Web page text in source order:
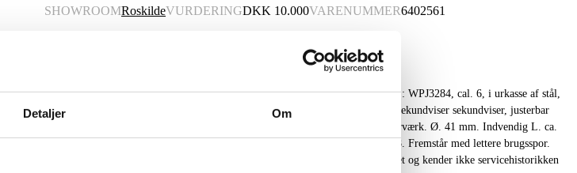
Detaljer Om
SHOWROOMRoskildeVURDERINGDKK 10.000VARENUMMER6402561
Herrearmbåndsur fra TAG Heuer, model Formula 1, ref.nr.: WAZ2012, serienr.: WPJ3284, cal. 6, i urkasse af stål,
sort skive med arabertal og stregindeks, datoangivelse ved 3" position, separat sekundviser sekundviser, justerbar
lynette, safirglas, monteret med original lænke med foldespænde, automatisk urværk. Ø. 41 mm. Indvendig L. ca.
19 cm. Medfølges af boks, kasse, manual, tre ekstra led samt certifikat fra 2018. Fremstår med lettere brugsspor.
Uret gik på vurderingstidspunktet. Auktionshuset indestår ikke for funktionalitet og kender ikke servicehistorikken